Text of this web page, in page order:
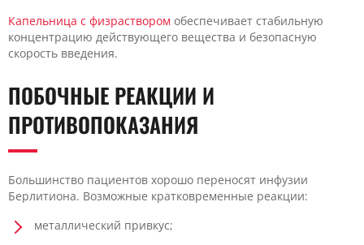
Капельница с физраствором обеспечивает стабильную
концентрацию действующего вещества и безопасную
скорость введения.
ПОБОЧНЫЕ РЕАКЦИИ И
ПРОТИВОПОКАЗАНИЯ
Большинство пациентов хорошо переносят инфузии
Берлитиона. Возможные кратковременные реакции:
металлический привкус;